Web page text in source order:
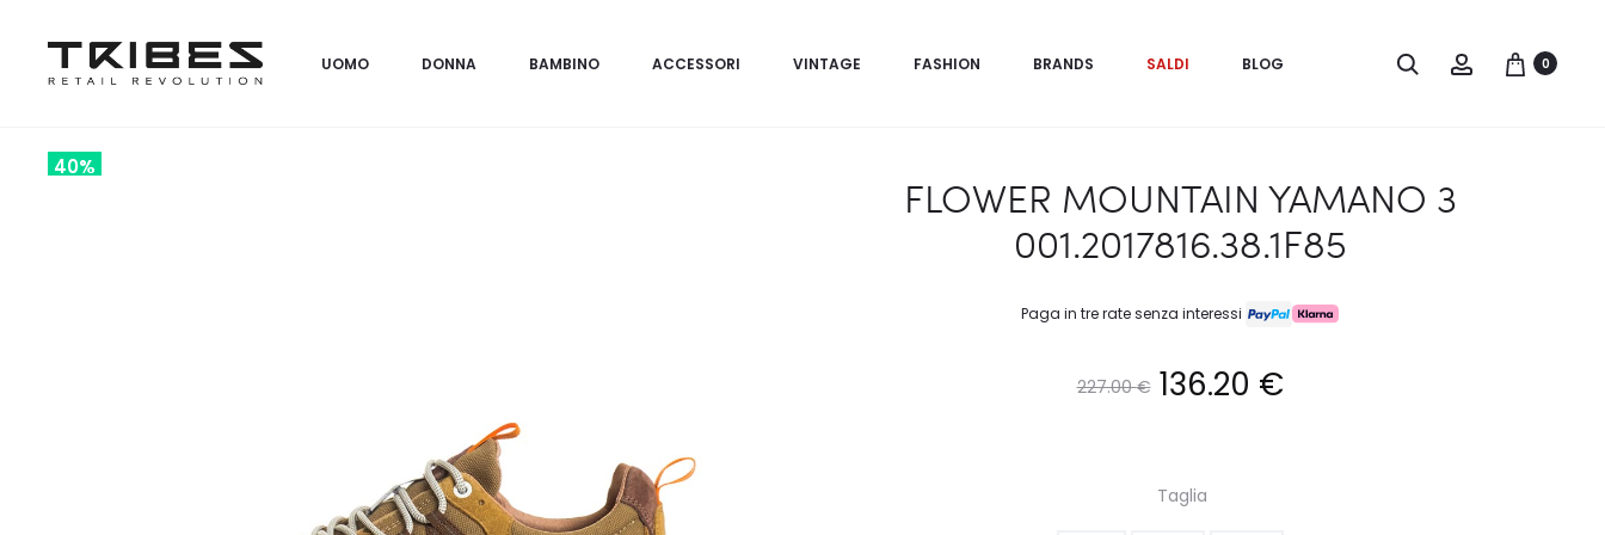
UOMO DONNA BAMBINO ACCESSORI VINTAGE FASHION BRANDS SALDI BLOG Search Account0
40%
FLOWER MOUNTAIN YAMANO 3
001.2017816.38.1F85
Paga in tre rate senza interessi
227.00€ Il
originale
136.20 €Il
Taglia